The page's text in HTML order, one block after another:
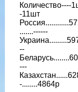
Количество----
-11шт
.......------
--
---
-........4864р